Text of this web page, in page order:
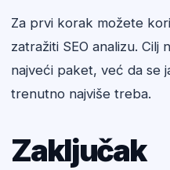
Za prvi korak možete
zatražiti SEO analizu. Cilj
najveći paket, već da se
trenutno najviše treba.
Zaključak